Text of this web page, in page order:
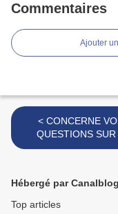
Commentaires
Ajouter
< CONCERNE VOS
QUESTIONS SUR
CRICUT
Hébergé par Canalblog
Top articles